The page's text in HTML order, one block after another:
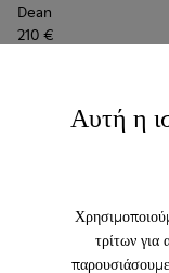
Αυτή η
τρίτων για
Dean
210 €